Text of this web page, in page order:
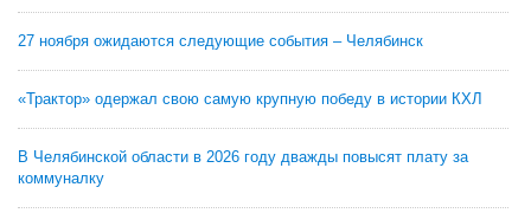
27 ноября ожидаются следующие события – Челябинск
«Трактор» одержал свою самую крупную победу в истории КХЛ
В Челябинской области в 2026 году дважды повысят плату за
коммуналку